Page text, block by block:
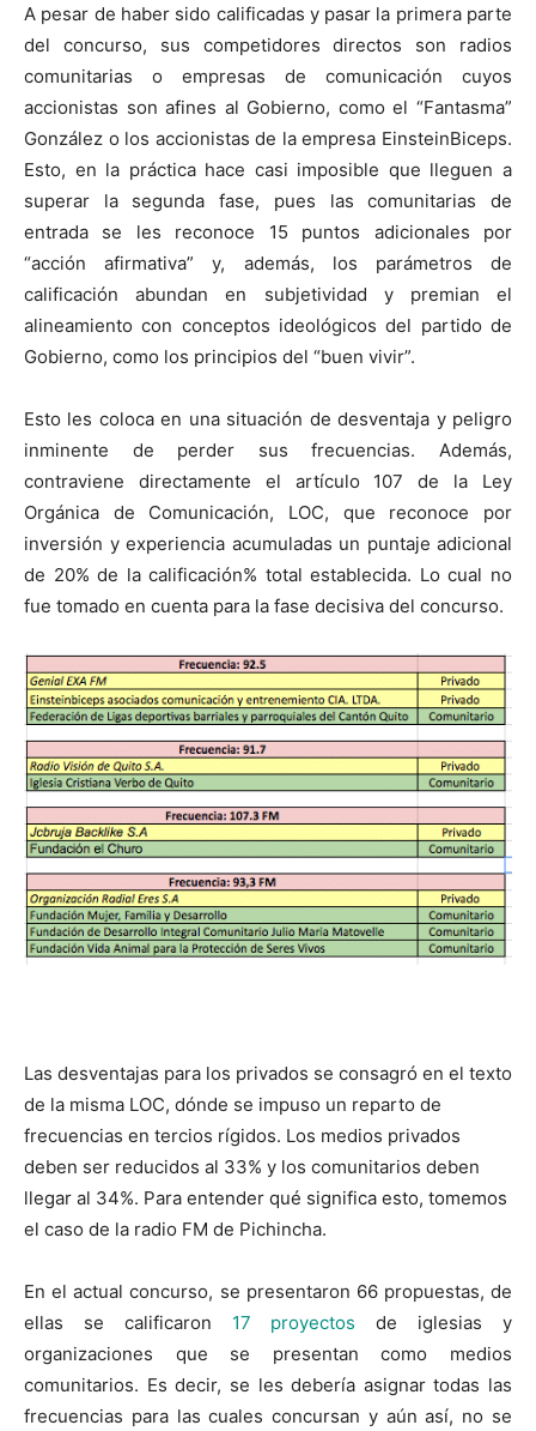
A pesar de haber sido calificadas y pasar la primera parte
del concurso, sus competidores directos son radios
comunitarias o empresas de comunicación cuyos
accionistas son afines al Gobierno, como el “Fantasma”
González o los accionistas de la empresa EinsteinBiceps.
Esto, en la práctica hace casi imposible que lleguen a
superar la segunda fase, pues las comunitarias de
entrada se les reconoce 15 puntos adicionales por
“acción afirmativa” y, además, los parámetros de
calificación abundan en subjetividad y premian el
alineamiento con conceptos ideológicos del partido de
Gobierno, como los principios del “buen vivir”.
Esto les coloca en una situación de desventaja y peligro
inminente de perder sus frecuencias. Además,
contraviene directamente el artículo 107 de la Ley
Orgánica de Comunicación, LOC, que reconoce por
inversión y experiencia acumuladas un puntaje adicional
de 20% de la calificación% total establecida. Lo cual no
fue tomado en cuenta para la fase decisiva del concurso.
Las desventajas para los privados se consagró en el texto
de la misma LOC, dónde se impuso un reparto de
frecuencias en tercios rígidos. Los medios privados
deben ser reducidos al 33% y los comunitarios deben
llegar al 34%. Para entender qué significa esto, tomemos
el caso de la radio FM de Pichincha.
En el actual concurso, se presentaron 66 propuestas, de
ellas se calificaron 17 proyectos de iglesias y
organizaciones que se presentan como medios
comunitarios. Es decir, se les debería asignar todas las
frecuencias para las cuales concursan y aún así, no se